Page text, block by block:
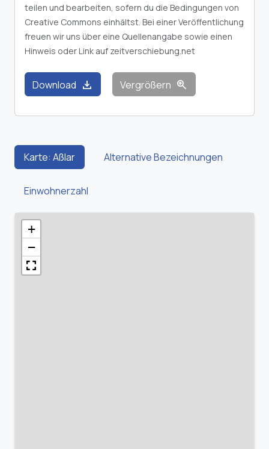
teilen und bearbeiten, sofern du die Bedingungen von
Creative Commons einhältst. Bei einer Veröffentlichung
freuen wir uns über eine Quellenangabe sowie einen
Hinweis oder Link auf zeitverschiebung.net
Download download Vergrößern zoom_in
Karte: Aßlar Alternative Bezeichnungen
Einwohnerzahl
+
−